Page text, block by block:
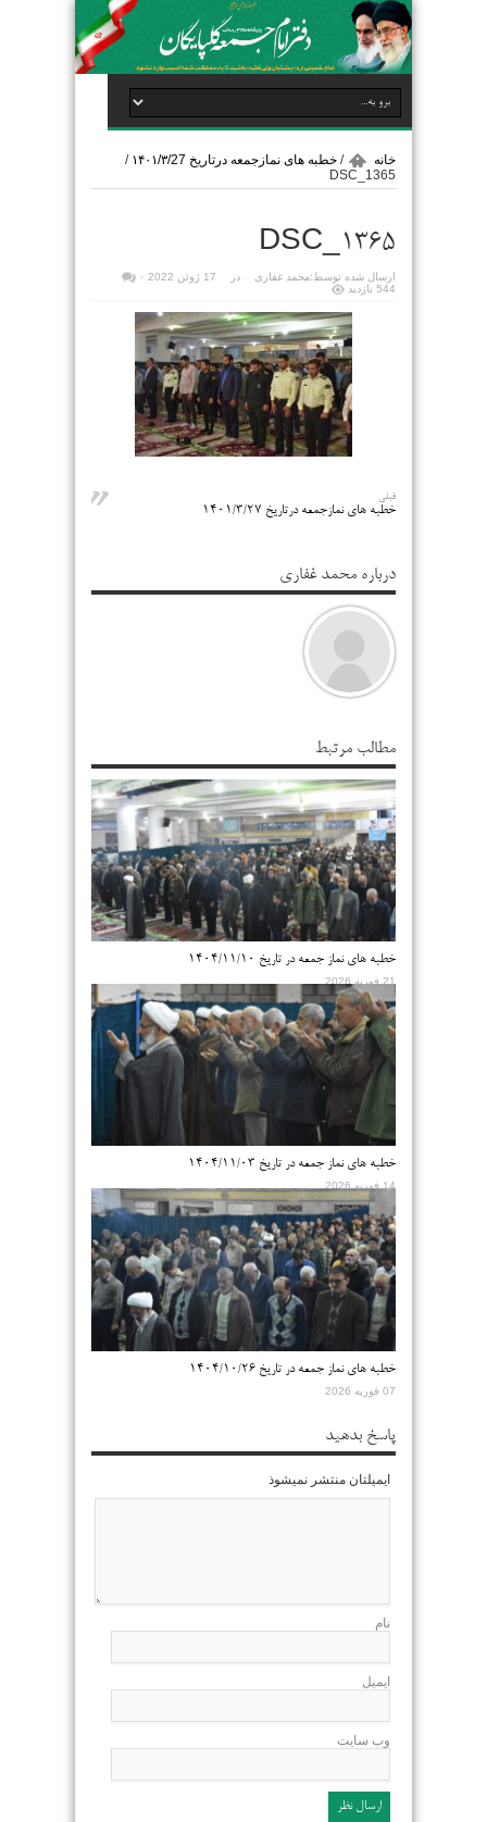
خانه / خطبه های نمازجمعه درتاریخ ۱۴۰۱/۳/27
/
DSC_1365
DSC_1365
ارسال شده توسط:محمد غفاری در
۰
544 بازدید
قبلی
خطبه های نمازجمعه درتاریخ ۱۴۰۱/۳/۲۷
درباره محمد غفاری
مطالب مرتبط
خطبه های نماز جمعه در تاریخ ۱۴۰۴/۱۱/۱۰
21 فوریه 2026
خطبه های نماز جمعه در تاریخ ۱۴۰۴/۱۱/۰۳
14 فوریه 2026
خطبه های نماز جمعه در تاریخ ۱۴۰۴/۱۰/۲۶
07 فوریه 2026
پاسخ بدهید
ایمیلتان منتشر نمیشوذ
نام
ایمیل
وب سایت